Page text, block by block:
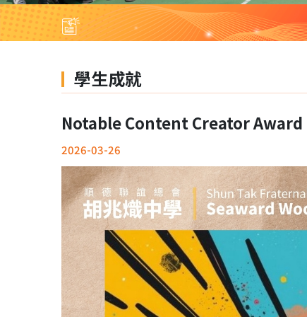
學生成就
Notable Content Creator Award
2026-03-26